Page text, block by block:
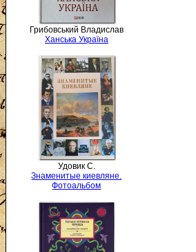
Грибовський Владислав
Ханська Україна
Удовик С.
Знаменитые киевляне.
Фотоальбом